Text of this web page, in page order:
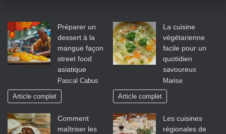
Préparer un
dessert à la
mangue façon
street food
asiatique
Pascal Cabus
Article complet
La cuisine
végétarienne
facile pour un
quotidien
savoureux
Marise
Article complet
Comment
maîtriser les
Les cuisines
régionales de